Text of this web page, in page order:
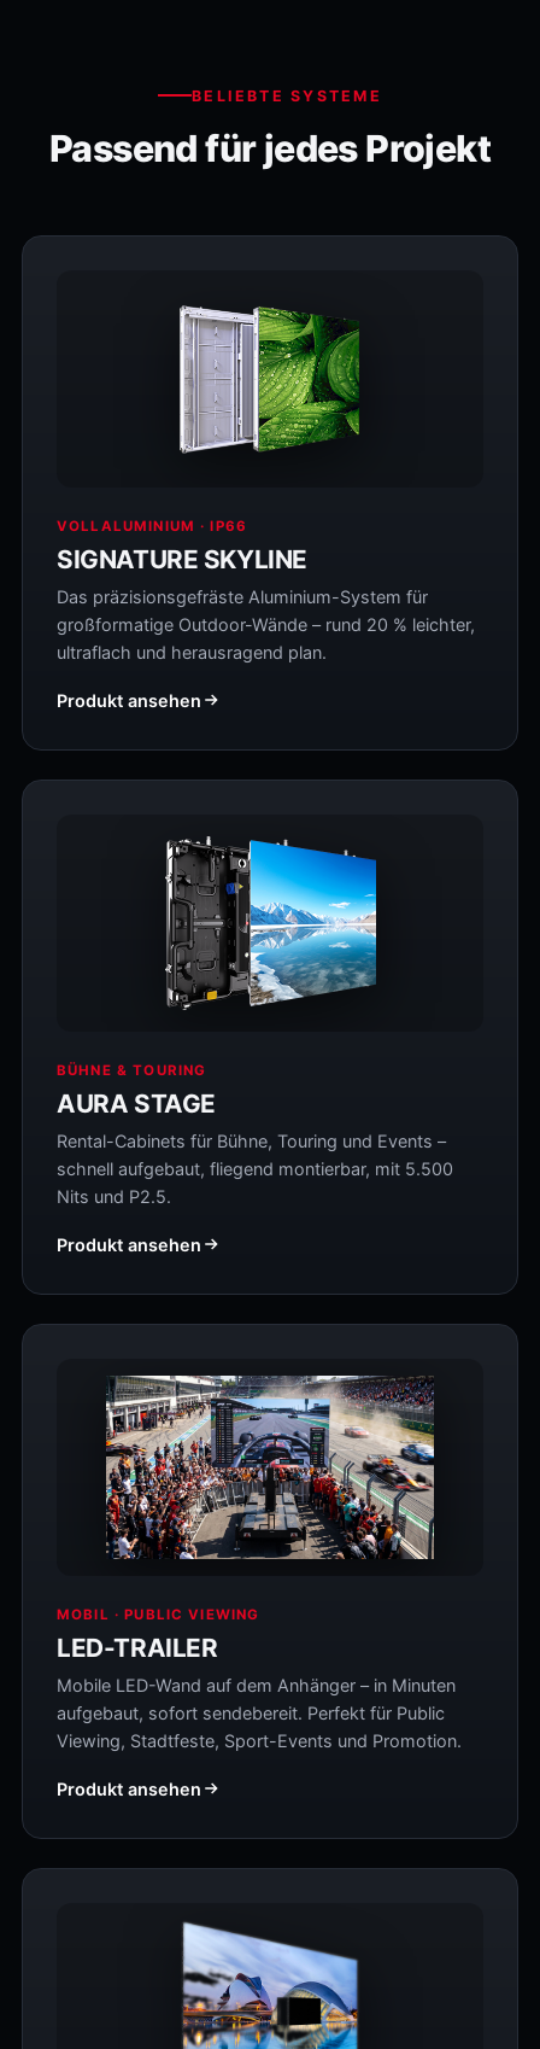
BELIEBTE SYSTEME
Passend für jedes Projekt
VOLLALUMINIUM · IP66
SIGNATURE SKYLINE
Das präzisionsgefräste Aluminium-System für
großformatige Outdoor-Wände – rund 20 % leichter,
ultraflach und herausragend plan.
Produkt ansehen
BÜHNE & TOURING
AURA STAGE
Rental-Cabinets für Bühne, Touring und Events –
schnell aufgebaut, fliegend montierbar, mit 5.500
Nits und P2.5.
Produkt ansehen
MOBIL · PUBLIC VIEWING
LED-TRAILER
Mobile LED-Wand auf dem Anhänger – in Minuten
aufgebaut, sofort sendebereit. Perfekt für Public
Viewing, Stadtfeste, Sport-Events und Promotion.
Produkt ansehen